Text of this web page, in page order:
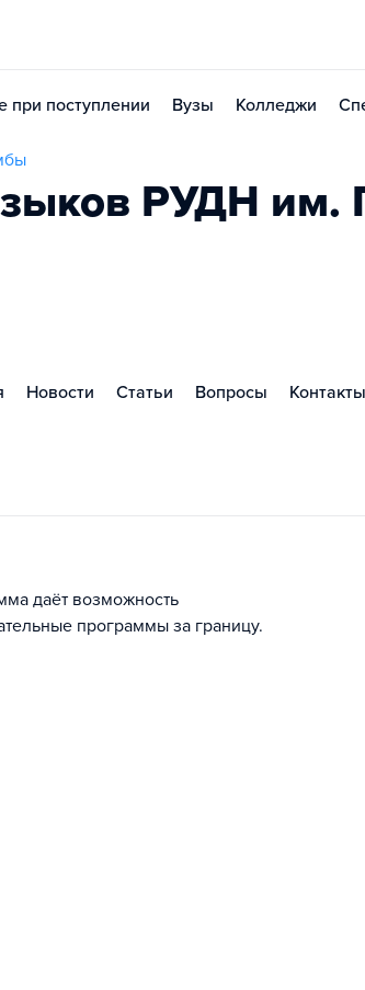
при поступлении Вузы Колледжи
РУДН им.
Новости Статьи Вопросы Контакты
даёт возможность
программы за границу.